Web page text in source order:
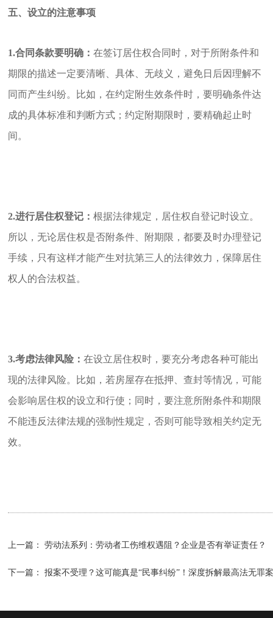
五、设立的注意事项
1.合同条款要明确：在签订居住权合同时，对于所附条件和
期限的描述一定要清晰、具体、无歧义，避免日后因理解不
同而产生纠纷。比如，在约定附生效条件时，要明确条件达
成的具体标准和判断方式；约定附期限时，要精确起止时
间。
2.进行居住权登记：根据法律规定，居住权自登记时设立。
所以，无论居住权是否附条件、附期限，都要及时办理登记
手续，只有这样才能产生对抗第三人的法律效力，保障居住
权人的合法权益。
3.考虑法律风险：在设立居住权时，要充分考虑各种可能出
现的法律风险。比如，若房屋存在抵押、查封等情况，可能
会影响居住权的设立和行使；同时，要注意所附条件和期限
不能违反法律法规的强制性规定，否则可能导致相关约定无
效。
上一篇：劳动法系列：劳动者工伤维权遇阻？企业是否有举证责任？
下一篇：报案不受理？这可能真是“民事纠纷”！深度拆解最高法无罪